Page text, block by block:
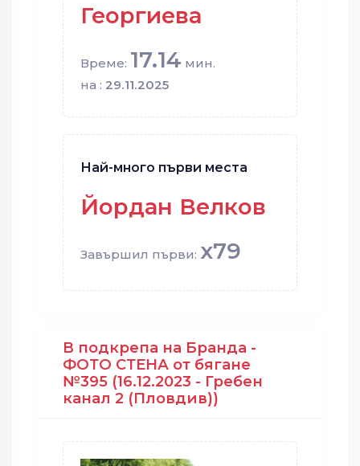
Георгиева
Време: 17.14 мин.
на : 29.11.2025
Най-много първи места
Йордан Велков
Завършил първи: x79
В подкрепа на Бранда -
ФОТО СТЕНА от бягане
№395 (16.12.2023 - Гребен
канал 2 (Пловдив))